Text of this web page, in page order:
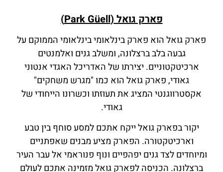
פארק גואל (Park Güell)
פארק גואל הוא פארק בינלאומי בינלאומי הממוקם על
גבעה בלב ברצלונה, ומשלב גנים ואלמנטים
ארכיטקטוניים. יצירתו של האדריכל האגדי אנטוני
גאודי, פארק גואל הוא כמו "מגרש משחקים"
אקסטרווגנטי המציג את תעוזתו וכשרונו הייחודי של
גאודי.
יקור בפארק גואל ייקח אתכם למסע סוחף בין טבע
וארכיטקטורה. הפארק מציע מבנים שאפתניים
ומיוחדים לצד גנים יפהפיים ונוף פנוראמי אל עבר העיר
ברצלונה. הכניסה לפארק גואל מזמינה אתכם לעולם